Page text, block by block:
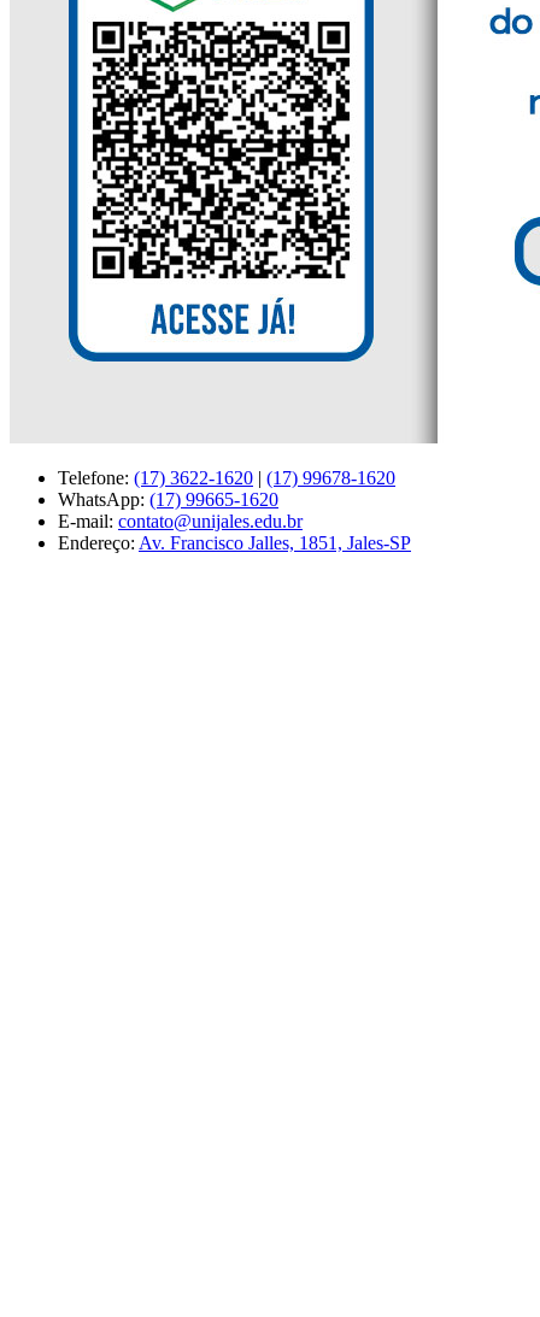
Telefone: (17) 3622-1620 | (17) 99678-1620
WhatsApp: (17) 99665-1620
E-mail: contato@unijales.edu.br
Endereço: Av. Francisco Jalles, 1851, Jales-SP